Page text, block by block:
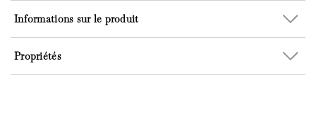
Propriétés
Informations sur le produit